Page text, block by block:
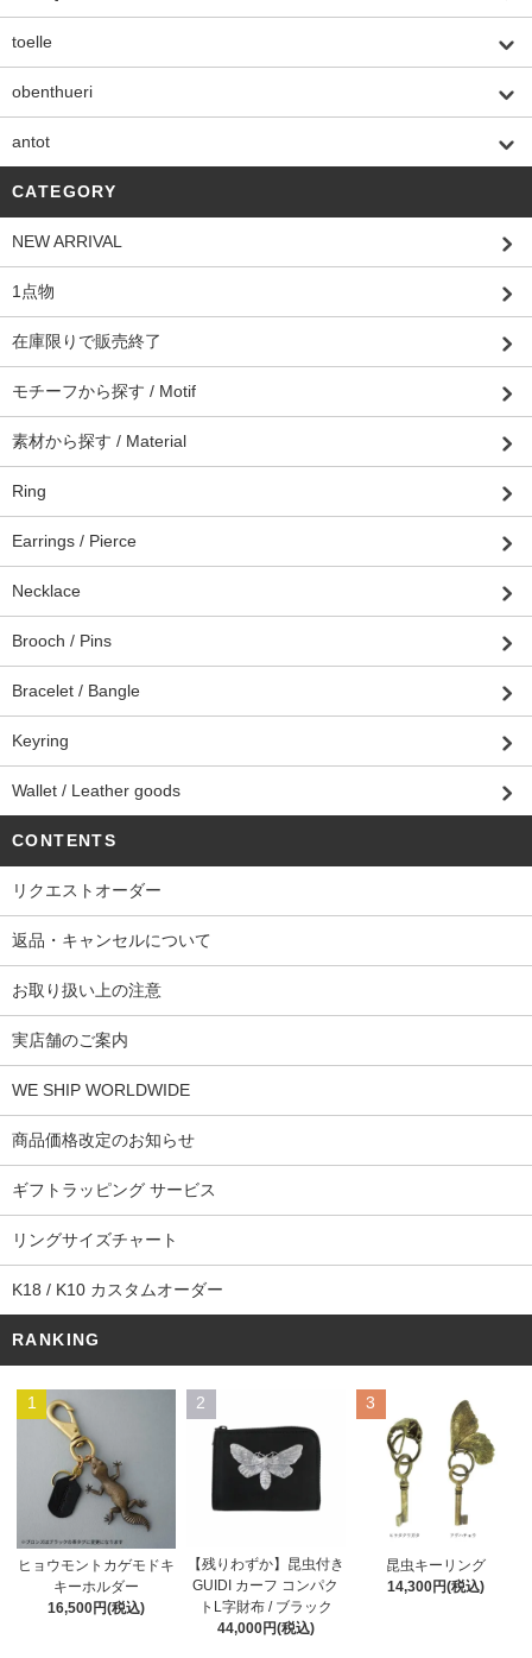
toelle
obenthueri
antot
CATEGORY
NEW ARRIVAL
1点物
在庫限りで販売終了
モチーフから探す / Motif
素材から探す / Material
Ring
Earrings / Pierce
Necklace
Brooch / Pins
Bracelet / Bangle
Keyring
Wallet / Leather goods
CONTENTS
リクエストオーダー
返品・キャンセルについて
お取り扱い上の注意
実店舗のご案内
WE SHIP WORLDWIDE
商品価格改定のお知らせ
ギフトラッピング サービス
リングサイズチャート
K18 / K10 カスタムオーダー
RANKING
1
ヒョウモントカゲモドキ
キーホルダー
16,500円(税込)
2
【残りわずか】昆虫付き
GUIDI カーフ コンパク
トL字財布 / ブラック
44,000円(税込)
3
昆虫キーリング
14,300円(税込)